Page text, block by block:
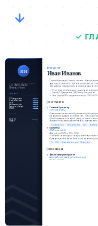
✓
ИИ
ЛИЧНАЯ ИНФОРМАЦИЯ
+7 (916) 234-56-78
Москва, Россия
НАВЫКИ
1С:Предприятие
Контур.Экстерн
Excel
Налоговый учёт
Зарплата и кадры
МСФО
ЯЗЫКИ
Русский Родной
English A2
БУХГАЛТЕР
Иван Иванов
Опытный бухгалтер с 7-летним стажем в области
финансовой отчётности. Глубокое знание российского
опыт работы с предприятиями различных форм
7+ лет опыта в бухгалтерии и финансовой отчётности
Знание 1С:Предприятие, СКБ Контур, Консультант+
Опыт ведения ИП и юридических лиц на ОСНО и УСН
ОПЫТ РАБОТЫ
Главный бухгалтер
ООО «СтройТрейд»
Организовала и вела полный бухгалтерский учёт
Своевременно сдавала отчётность в ФНС, ПФР и
Оптимизировала налоговую нагрузку, сэкономив
Внедрила электронный документооборот, сократив время
1С:Предприятие Контур.Экстерн НДС Зарплата
Бухгалтер
ИП Мельников А.О.
Вела учёт для 12 ИП на УСН и ОСНО
Составляла квартальную и годовую финансовую
Проводила расчёт заработной платы и начисление
1С УСН Страховые взносы Отчётность
ОБРАЗОВАНИЕ
Финансовый университет
Бакалавр, Бухгалтерский учёт, анализ и аудит
Сен 2013 — Июн 2017